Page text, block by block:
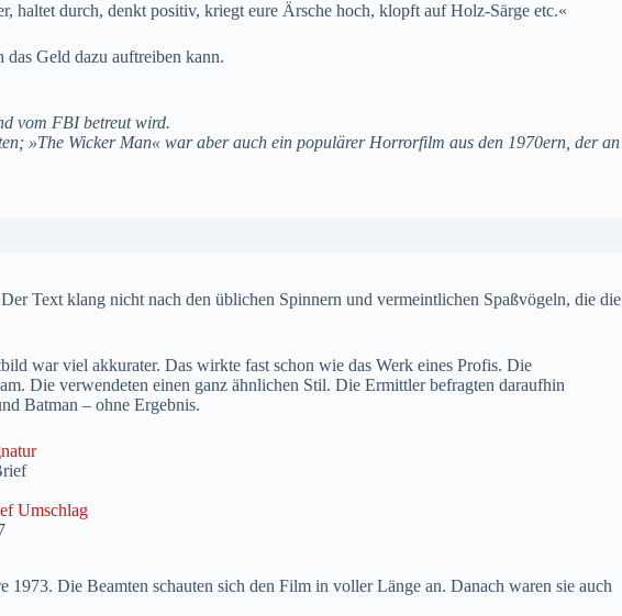
haltet durch, denkt positiv, kriegt eure Ärsche hoch, klopft auf Holz-Särge etc.«
das Geld dazu auftreiben kann.
vom FBI betreut wird.
»The Wicker Man« war aber auch ein populärer Horrorfilm aus den 1970ern, der an
Text klang nicht nach den üblichen Spinnern und vermeintlichen Spaßvögeln, die die
war viel akkurater. Das wirkte fast schon wie das Werk eines Profis. Die
Die verwendeten einen ganz ähnlichen Stil. Die Ermittler befragten daraufhin
Batman – ohne Ergebnis.
Die Beamten schauten sich den Film in voller Länge an. Danach waren sie auch